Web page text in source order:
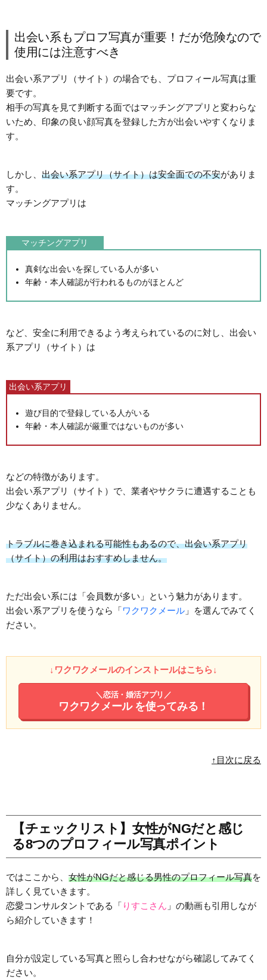
出会い系もプロフ写真が重要！だが危険なので
使用には注意すべき
出会い系アプリ（サイト）の場合でも、プロフィール写真は重
要です。
相手の写真を見て判断する面ではマッチングアプリと変わらな
いため、印象の良い顔写真を登録した方が出会いやすくなりま
す。
しかし、 出会い系アプリ（サイト）は安全面での不安がありま
す。
マッチングアプリは
マッチングアプリ
真剣な出会いを探している人が多い
年齢・本人確認が行われるものがほとんど
など、安全に利用できるよう考えられているのに対し、出会い
系アプリ（サイト）は
出会い系アプリ
遊び目的で登録している人がいる
年齢・本人確認が厳重ではないものが多い
などの特徴があります。
出会い系アプリ（サイト）で、業者やサクラに遭遇することも
少なくありません。
トラブルに巻き込まれる可能性もあるので、出会い系アプリ
（サイト）の利用はおすすめしません。
ただ出会い系には「会員数が多い」という魅力があります。
出会い系アプリを使うなら「ワクワクメール 」を選んでみてく
ださい。
↓ワクワクメールのインストールはこちら↓
＼恋活・婚活アプリ／
ワクワクメール を使ってみる！
↑目次に戻る
【チェックリスト】女性がNGだと感じ
る8つのプロフィール写真ポイント
ではここから、 女性がNGだと感じる男性のプロフィール写真を
詳しく見ていきます。
恋愛コンサルタントである「 りすこさん 」の動画も引用しなが
ら紹介していきます！
自分が設定している写真と照らし合わせながら確認してみてく
ださい。